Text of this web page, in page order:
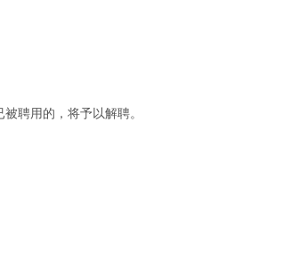
聘用的，将予以解聘。